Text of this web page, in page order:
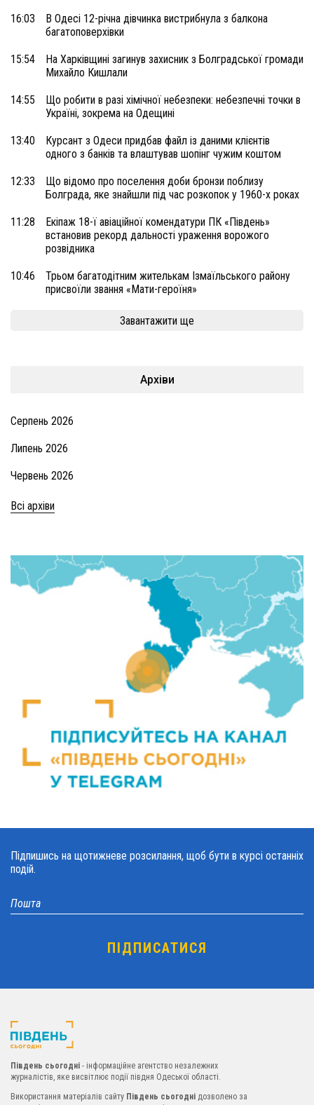
16:03
В Одесі 12-річна дівчинка вистрибнула з балкона
багатоповерхівки
15:54
На Харківщині загинув захисник з Болградської громади
Михайло Кишлали
14:55
Що робити в разі хімічної небезпеки: небезпечні точки в
Україні, зокрема на Одещині
13:40
Курсант з Одеси придбав файл із даними клієнтів
одного з банків та влаштував шопінг чужим коштом
12:33
Що відомо про поселення доби бронзи поблизу
Болграда, яке знайшли під час розкопок у 1960-х роках
11:28
Екіпаж 18-ї авіаційної комендатури ПК «Південь»
встановив рекорд дальності ураження ворожого
розвідника
10:46
Трьом багатодітним жителькам Ізмаїльського району
присвоїли звання «Мати-героїня»
Завантажити ще
Архіви
Серпень 2026
Липень 2026
Червень 2026
Всі архіви
Підпишись на щотижневе розсилання, щоб бути в курсі останніх
подій.
Південь сьогодні - інформаційне агентство незалежних
журналістів, яке висвітлює події півдня Одеської області.
Використання матеріалів сайту Південь сьогодні дозволено за